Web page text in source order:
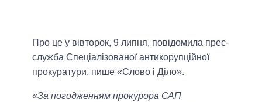
Про це у вівторок, 9 липня, повідомила прес-
служба Спеціалізованої антикорупційної
прокуратури, пише «Слово і Діло».
«За погодженням прокурора САП